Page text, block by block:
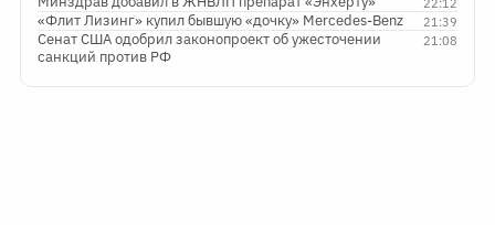
22:12
21:39
«Флит Лизинг» купил бывшую «дочку» Mercedes-Benz
21:08
Сенат США одобрил законопроект об ужесточении
санкций против РФ